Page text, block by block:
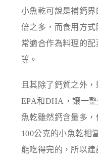
小魚乾可說是補鈣
倍之多，而食用方
常適合作為料理的
等。
且其除了鈣質之外
EPA和DHA，讓一
魚乾雖然鈣含量多
100公克的小魚乾相
能吃得完的，所以